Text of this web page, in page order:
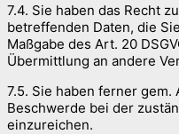
7.4. Sie haben das Recht
betreffenden Daten, die
Maßgabe des Art. 20
Übermittlung an andere
7.5. Sie haben ferner gem.
Beschwerde bei der
einzureichen.